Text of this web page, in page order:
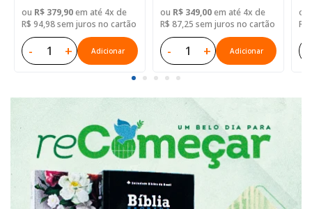
ou R$ 379,90em até 4x de
R$ 94,98 sem juros no cartão
- + Adicionar
ou R$ 349,00em até 4x de
R$ 87,25 sem juros no cartão
- + Adicionar
ou
R$